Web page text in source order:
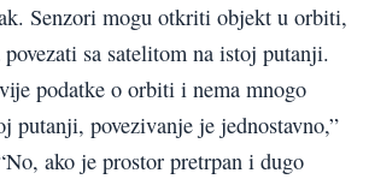
Senzori mogu otkriti objekt u orbiti,
sa satelitom na istoj putanji.
podatke o orbiti i nema mnogo
putanji, povezivanje je jednostavno,”
ako je prostor pretrpan i dugo